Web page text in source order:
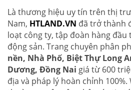
Là thương hiệu uy tín trên thị
Nam, HTLAND.VN đã trở thành
loạt công ty, tập đoàn hàng
động sản. Trang chuyên phân
nền, Nhà Phố, Biệt Thự Long
Dương, Đồng Nai giá từ 600
địa và pháp lý hoàn chỉnh 100%.